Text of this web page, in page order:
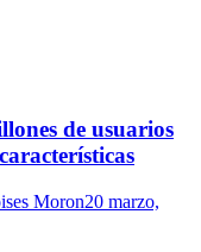
de usuarios
Moron20 marzo,